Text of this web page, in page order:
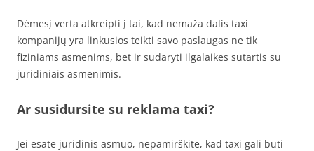
Dėmesį verta atkreipti į tai, kad nemaža dalis taxi
kompanijų yra linkusios teikti savo paslaugas ne tik
fiziniams asmenims, bet ir sudaryti ilgalaikes sutartis su
juridiniais asmenimis.
Ar susidursite su reklama taxi?
Jei esate juridinis asmuo, nepamirškite, kad taxi gali būti